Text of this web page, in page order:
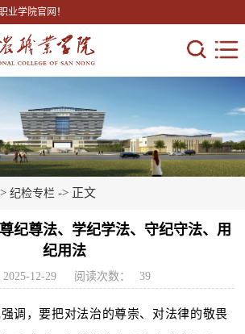
业学院官网！
纪检专栏 -> 正文
纪尊法、学纪学法、守纪守法、用
纪用法
2025-12-29 阅读次数： 39
调，要把对法治的尊崇、对法律的敬畏